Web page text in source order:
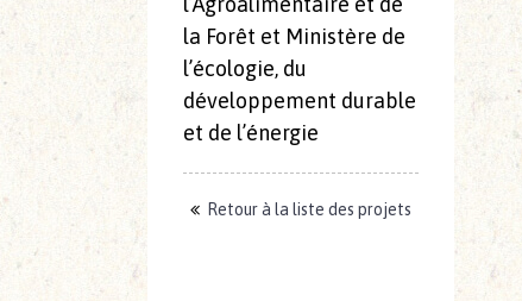
la Forêt et Ministère de
l’écologie, du
développement durable
et de l’énergie
Retour à la liste des projets